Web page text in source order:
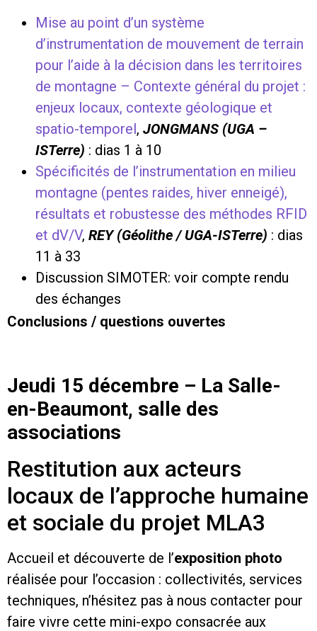
Mise au point d’un système
d’instrumentation de mouvement de terrain
pour l’aide à la décision dans les territoires
de montagne – Contexte général du projet :
enjeux locaux, contexte géologique et
spatio-temporel, JONGMANS (UGA –
ISTerre) : dias 1 à 10
Spécificités de l’instrumentation en milieu
montagne (pentes raides, hiver enneigé),
résultats et robustesse des méthodes RFID
et dV/V, REY (Géolithe / UGA-ISTerre) : dias
11 à 33
Discussion SIMOTER: voir compte rendu
des échanges
Conclusions / questions ouvertes
Jeudi 15 décembre – La Salle-
en-Beaumont, salle des
associations
Restitution aux acteurs
locaux de l’approche humaine
et sociale du projet MLA3
Accueil et découverte de l’exposition photo
réalisée pour l’occasion : collectivités, services
techniques, n’hésitez pas à nous contacter pour
faire vivre cette mini-expo consacrée aux